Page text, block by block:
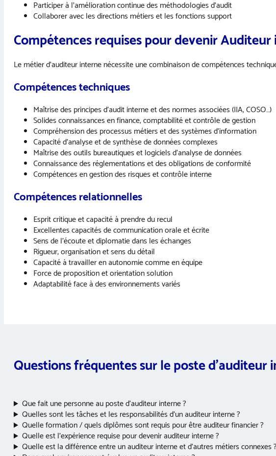
Participer à l’amélioration continue des méthodologies d’audit
Collaborer avec les directions métiers et les fonctions support
Compétences requises pour devenir
Le métier d’auditeur interne nécessite une combinaison de compétences
Compétences techniques
Maîtrise des principes d’audit interne et des normes associées (IIA, COSO…)
Solides connaissances en finance, comptabilité et contrôle de gestion
Compréhension des processus métiers et des systèmes d’information
Capacité d’analyse et de synthèse de données complexes
Maîtrise des outils bureautiques et logiciels d’analyse de données
Connaissance des réglementations et des obligations de conformité
Compétences en gestion des risques et contrôle interne
Compétences relationnelles
Esprit critique et capacité à prendre du recul
Excellentes capacités de communication orale et écrite
Sens de l’écoute et diplomatie dans les échanges
Rigueur, organisation et sens du détail
Capacité à travailler en autonomie comme en équipe
Force de proposition et orientation solution
Adaptabilité face à des environnements variés
Questions fréquentes sur le poste d’auditeur
Que fait une personne au poste d’auditeur interne ?
Quelles sont les tâches et les responsabilités d’un auditeur interne ?
Quelle formation / quels diplômes sont requis pour être auditeur financier ?
Quelle est l’expérience requise pour devenir auditeur interne ?
Quelle est la différence entre un auditeur interne et d’autres métiers connexes ?